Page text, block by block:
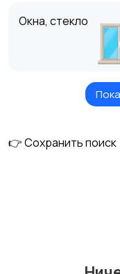
Окна, стекло
👉 Сохранить поиск